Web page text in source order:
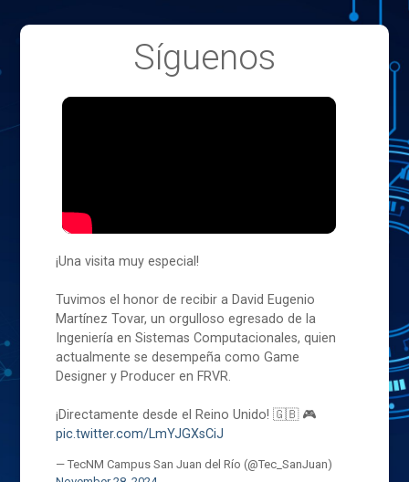
Síguenos
¡Una visita muy especial!
Tuvimos el honor de recibir a David Eugenio
Martínez Tovar, un orgulloso egresado de la
Ingeniería en Sistemas Computacionales, quien
actualmente se desempeña como Game
Designer y Producer en FRVR.
¡Directamente desde el Reino Unido! 🇬🇧 🎮
pic.twitter.com/LmYJGXsCiJ
— TecNM Campus San Juan del Río (@Tec_SanJuan)